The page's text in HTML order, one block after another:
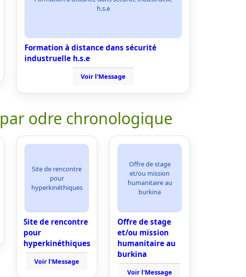
h.s.e
Formation à distance dans sécurité
industruelle h.s.e
Voir l'Message
odre chronologique
Site de rencontre
pour
hyperkinéthiques
Site de rencontre
pour
hyperkinéthiques
Voir l'Message
Offre de stage
et/ou mission
humanitaire au
burkina
Offre de stage
et/ou mission
humanitaire au
burkina
Voir l'Message